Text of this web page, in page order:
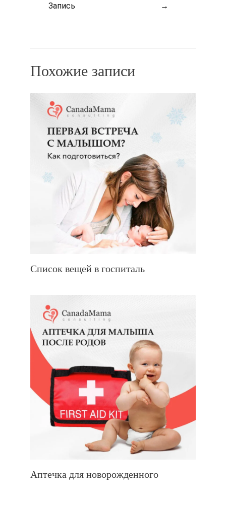
Запись
→
Похожие записи
Список вещей в госпиталь
Аптечка для новорожденного